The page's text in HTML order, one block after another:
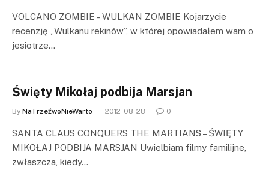
VOLCANO ZOMBIE – WULKAN ZOMBIE Kojarzycie
recenzję „Wulkanu rekinów”, w której opowiadałem wam o
jesiotrze…
Święty Mikołaj podbija Marsjan
By NaTrzeźwoNieWarto 2012-08-28 0
SANTA CLAUS CONQUERS THE MARTIANS – ŚWIĘTY
MIKOŁAJ PODBIJA MARSJAN Uwielbiam filmy familijne,
zwłaszcza, kiedy…